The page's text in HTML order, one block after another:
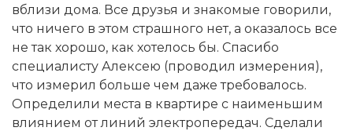
вблизи дома. Все друзья и знакомые говорили,
что ничего в этом страшного нет, а оказалось все
не так хорошо, как хотелось бы. Спасибо
специалисту Алексею (проводил измерения),
что измерил больше чем даже требовалось.
Определили места в квартире с наименьшим
влиянием от линий электропередач. Сделали